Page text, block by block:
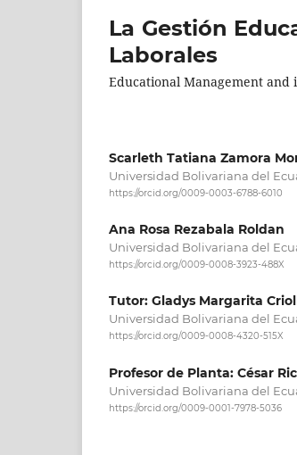
La Gestión
Laborales
Educational Management and
Scarleth Tatiana Zamora
Universidad Bolivariana del
https://orcid.org/0009-0003-6788-6010
Ana Rosa Rezabala Roldan
Universidad Bolivariana del
https://orcid.org/0009-0008-3923-488X
Tutor: Gladys Margarita
Universidad Bolivariana del
https://orcid.org/0009-0008-4320-515X
Profesor de Planta: César
Universidad Bolivariana del
https://orcid.org/0009-0001-7978-5036